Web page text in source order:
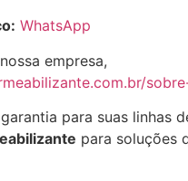
WhatsApp
empresa,
para suas linhas
para soluções